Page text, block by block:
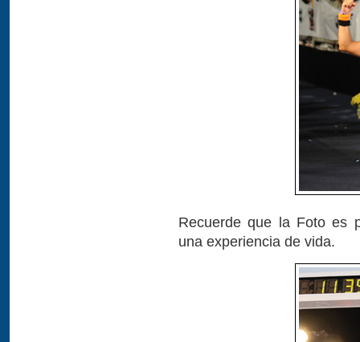
Recuerde que la Foto es
una experiencia de vida.